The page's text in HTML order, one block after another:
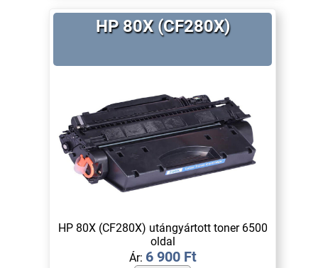
HP 80X (CF280X)
HP 80X (CF280X) utángyártott toner 6500
oldal
Ár: 6 900 Ft